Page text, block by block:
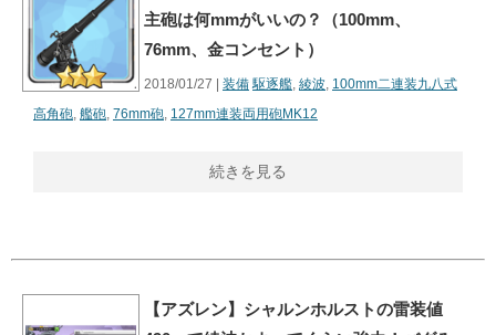
主砲は何mmがいいの？（100mm、
76mm、金コンセント）
2018/01/27 | 装備 駆逐艦, 綾波, 100mm二連装九八式
高角砲, 艦砲, 76mm砲, 127mm連装両用砲MK12
続きを見る
【アズレン】シャルンホルストの雷装値